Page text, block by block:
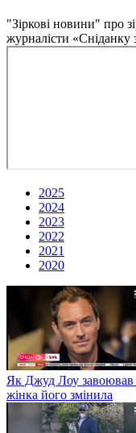
"Зіркові новини" про
журналісти «Сніданку
2025
2024
2023
2022
2021
2020
Як Джуд Лоу завоював
жінка його змінила